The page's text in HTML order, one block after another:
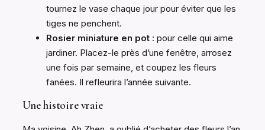
tournez le vase chaque jour pour éviter que les
tiges ne penchent.
Rosier miniature en pot : pour celle qui aime
jardiner. Placez-le près d’une fenêtre, arrosez
une fois par semaine, et coupez les fleurs
fanées. Il refleurira l’année suivante.
Une histoire vraie